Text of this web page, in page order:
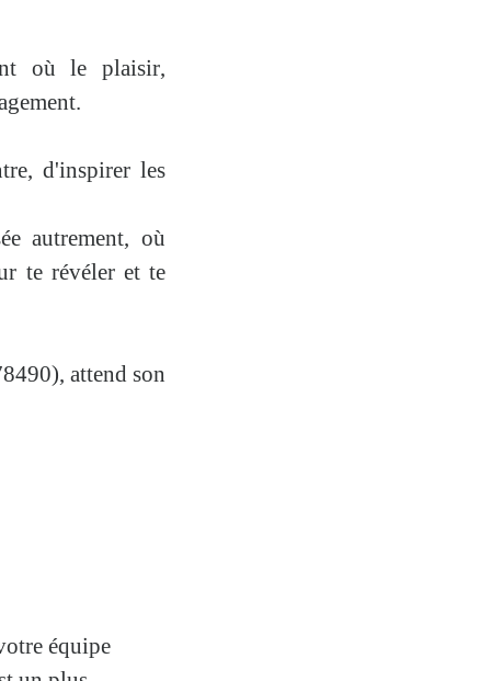
oùle plaisir,
d'inspirer les
autrement, où
te révéler et te
attend son
équipe